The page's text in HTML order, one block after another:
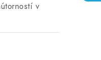
v